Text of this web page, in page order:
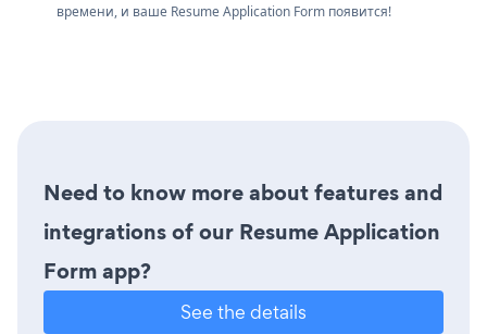
времени, и ваше Resume Application Form появится!
Need to know more about features and
integrations of our Resume Application
Form app?
See the details